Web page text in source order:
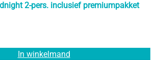
2-pers. inclusief premiumpakket
In winkelmand